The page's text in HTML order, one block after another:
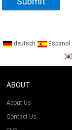
deutsch Espanol
ABOUT
About Us
Contact Us